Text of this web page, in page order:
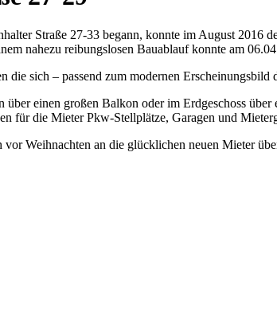
Straße 27-33 begann, konnte im August 2016
nahezu reibungslosen Bauablauf konnte am
sich – passend zum modernen
einen großen Balkon oder im Erdgeschoss
für die Mieter Pkw-Stellplätze, Garagen und
Weihnachten an die glücklichen neuen Mieter